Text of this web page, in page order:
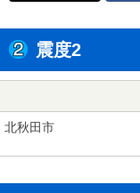
震度2
北秋田市